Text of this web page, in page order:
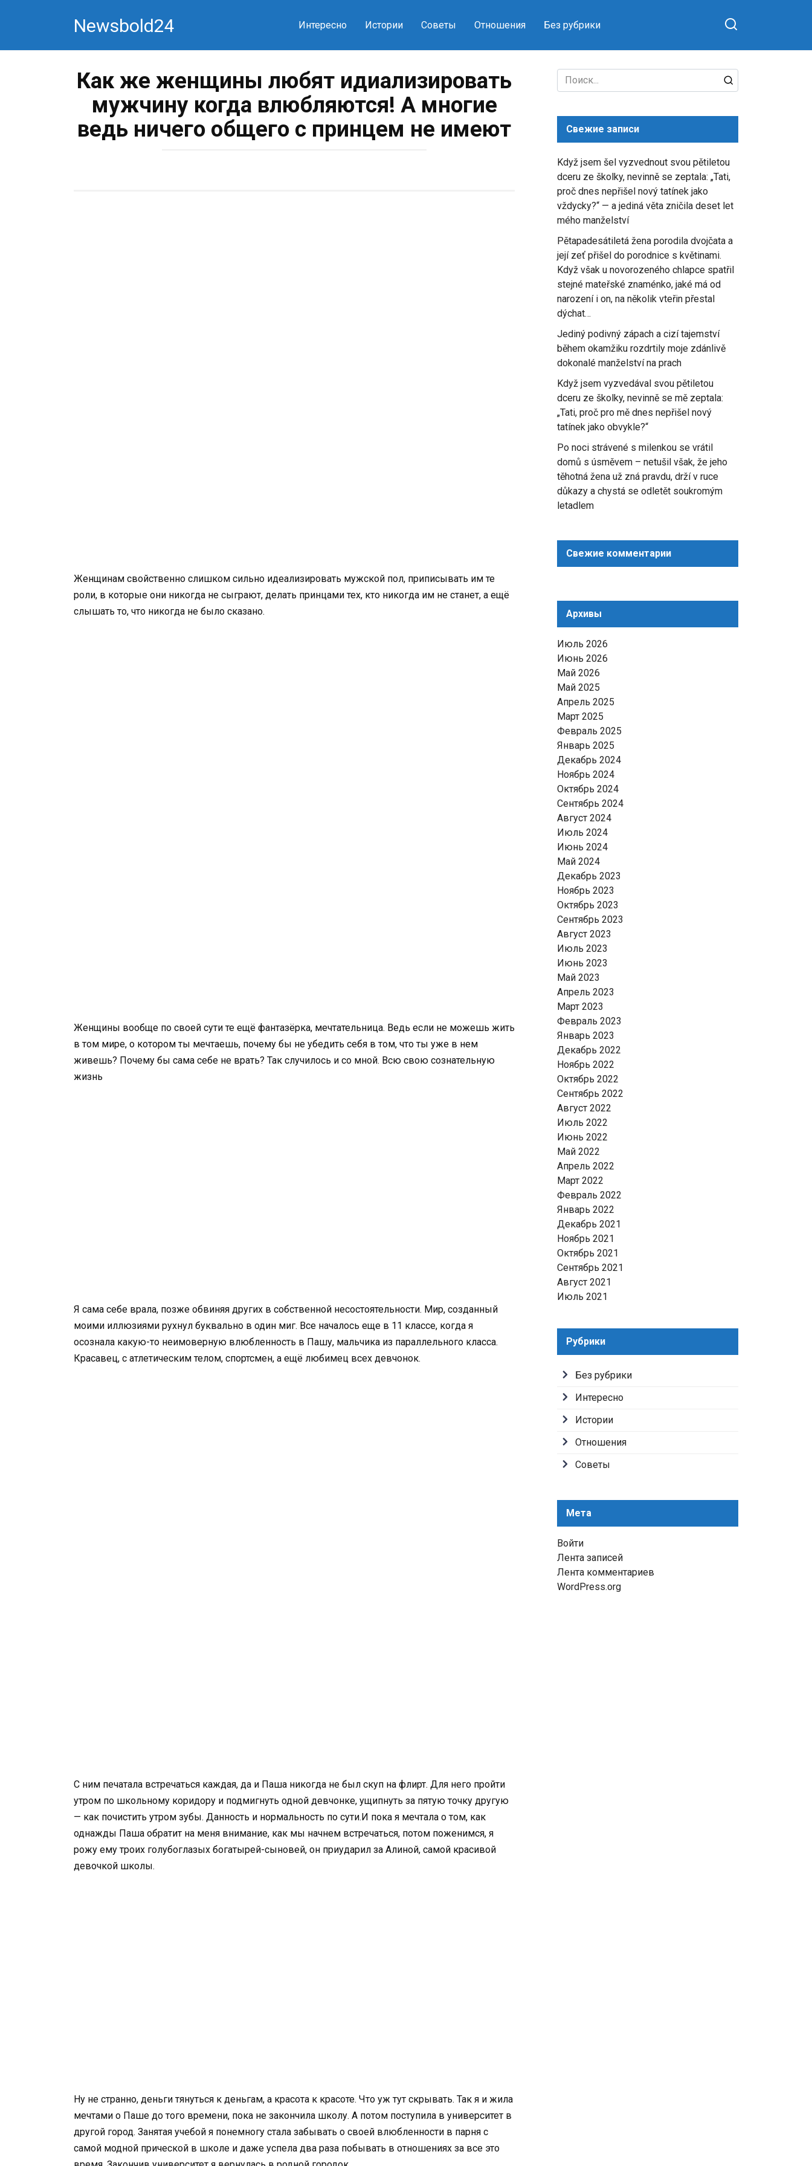
Newsbold24 Интересно Истории Советы Отношения Без рубрики
Как же женщины любят идиализировать
мужчину когда влюбляются! А многие
ведь ничего общего с принцем не имеют
Женщинам свойственно слишком сильно идеализировать мужской пол, приписывать им те
роли, в которые они никогда не сыграют, делать принцами тех, кто никогда им не станет, а ещё
слышать то, что никогда не было сказано.
Женщины вообще по своей сути те ещё фантазёрка, мечтательница. Ведь если не можешь жить
в том мире, о котором ты мечтаешь, почему бы не убедить себя в том, что ты уже в нем
живешь? Почему бы сама себе не врать? Так случилось и со мной. Всю свою сознательную
жизнь
Я сама себе врала, позже обвиняя других в собственной несостоятельности. Мир, созданный
моими иллюзиями рухнул буквально в один миг. Все началось еще в 11 классе, когда я
осознала какую-то неимоверную влюбленность в Пашу, мальчика из параллельного класса.
Красавец, с атлетическим телом, спортсмен, а ещё любимец всех девчонок.
С ним печатала встречаться каждая, да и Паша никогда не был скуп на флирт. Для него пройти
утром по школьному коридору и подмигнуть одной девчонке, ущипнуть за пятую точку другую
— как почистить утром зубы. Данность и нормальность по сути.И пока я мечтала о том, как
однажды Паша обратит на меня внимание, как мы начнем встречаться, потом поженимся, я
рожу ему троих голубоглазых богатырей-сыновей, он приударил за Алиной, самой красивой
девочкой школы.
Ну не странно, деньги тянуться к деньгам, а красота к красоте. Что уж тут скрывать. Так я и жила
мечтами о Паше до того времени, пока не закончила школу. А потом поступила в университет в
другой город. Занятая учебой я понемногу стала забывать о своей влюбленности в парня с
самой модной прической в школе и даже успела два раза побывать в отношениях за все это
Search
for:
Свежие записи
Když jsem šel vyzvednout svou pětiletou
dceru ze školky, nevinně se zeptala: „Tati,
proč dnes nepřišel nový tatínek jako
vždycky?“ — a jediná věta zničila deset let
mého manželství
Pětapadesátiletá žena porodila dvojčata a
její zeť přišel do porodnice s květinami.
Když však u novorozeného chlapce spatřil
stejné mateřské znaménko, jaké má od
narození i on, na několik vteřin přestal
dýchat…
Jediný podivný zápach a cizí tajemství
během okamžiku rozdrtily moje zdánlivě
dokonalé manželství na prach
Když jsem vyzvedával svou pětiletou
dceru ze školky, nevinně se mě zeptala:
„Tati, proč pro mě dnes nepřišel nový
tatínek jako obvykle?“
Po noci strávené s milenkou se vrátil
domů s úsměvem – netušil však, že jeho
těhotná žena už zná pravdu, drží v ruce
důkazy a chystá se odletět soukromým
letadlem
Свежие комментарии
Архивы
Июль 2026
Июнь 2026
Май 2026
Май 2025
Апрель 2025
Март 2025
Февраль 2025
Январь 2025
Декабрь 2024
Ноябрь 2024
Октябрь 2024
Сентябрь 2024
Август 2024
Июль 2024
Июнь 2024
Май 2024
Декабрь 2023
Ноябрь 2023
Октябрь 2023
Сентябрь 2023
Август 2023
Июль 2023
Июнь 2023
Май 2023
Апрель 2023
Март 2023
Февраль 2023
Январь 2023
Декабрь 2022
Ноябрь 2022
Октябрь 2022
Сентябрь 2022
Август 2022
Июль 2022
Июнь 2022
Май 2022
Апрель 2022
Март 2022
Февраль 2022
Январь 2022
Декабрь 2021
Ноябрь 2021
Октябрь 2021
Сентябрь 2021
Август 2021
Июль 2021
Рубрики
Без рубрики
Интересно
Истории
Отношения
Советы
Мета
Войти
Лента записей
Лента комментариев
WordPress.org